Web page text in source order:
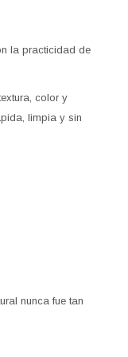
la practicidad de
color y
limpia y sin
nunca fue tan